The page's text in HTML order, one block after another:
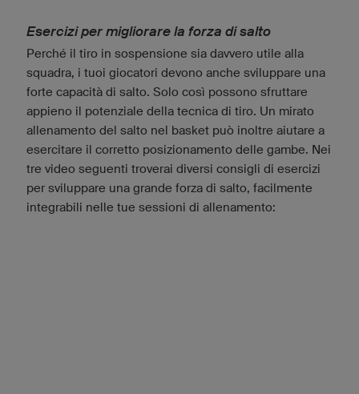
Esercizi per migliorare la forza di salto
Perché il tiro in sospensione sia davvero utile alla
squadra, i tuoi giocatori devono anche sviluppare una
forte capacità di salto. Solo così possono sfruttare
appieno il potenziale della tecnica di tiro. Un mirato
allenamento del salto nel basket può inoltre aiutare a
esercitare il corretto posizionamento delle gambe. Nei
tre video seguenti troverai diversi consigli di esercizi
per sviluppare una grande forza di salto, facilmente
integrabili nelle tue sessioni di allenamento: